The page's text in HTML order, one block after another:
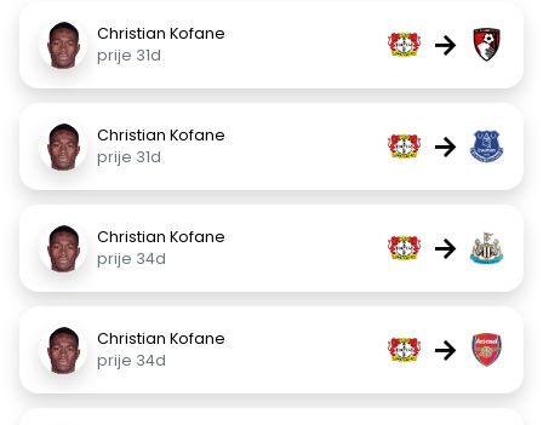
Christian Kofane
prije 31d
→
Christian Kofane
prije 31d
→
Christian Kofane
prije 34d
→
Christian Kofane
prije 34d
→